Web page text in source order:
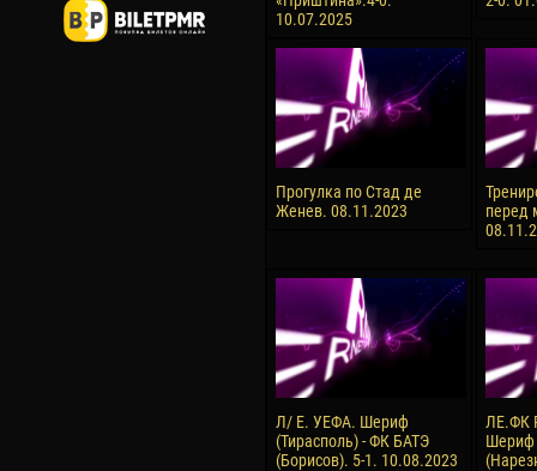
10.07.2025
Прогулка по Стад де
Женев. 08.11.2023
перед
Л/ Е. УЕФА. Шериф
(Тирасполь) - ФК БАТЭ
(Борисов). 5-1. 10.08.2023
ЛЕ.ФК
Шериф